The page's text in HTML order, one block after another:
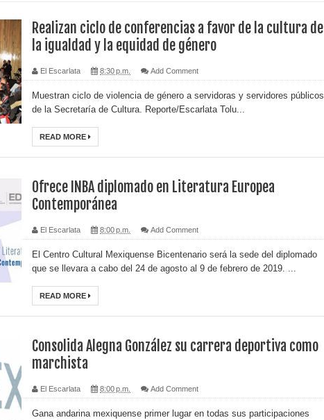
Realizan ciclo de conferencias a favor de la cultura de
la igualdad y la equidad de género
El Escarlata 8:30 p.m. Add Comment
Muestran ciclo de violencia de género a servidoras y servidores públicos
de la Secretaría de Cultura. Reporte/Escarlata Tolu...
READ MORE
Ofrece INBA diplomado en Literatura Europea
Contemporánea
El Escarlata 8:00 p.m. Add Comment
El Centro Cultural Mexiquense Bicentenario será la sede del diplomado
que se llevara a cabo del 24 de agosto al 9 de febrero de 2019. ...
READ MORE
Consolida Alegna González su carrera deportiva como
marchista
El Escarlata 8:00 p.m. Add Comment
Gana andarina mexiquense primer lugar en todas sus participaciones